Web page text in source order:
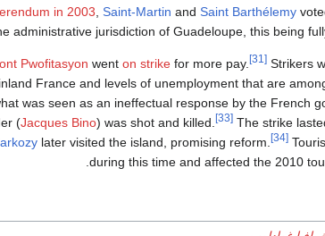
in 2003, Saint-Martin and Saint Barthélemy
administrative jurisdiction of Guadeloupe, this being
Pwofitasyon went on strike for more pay. [31] Strikers
France and levels of unemployment that are
was seen as an ineffectual response by the French
(Jacques Bino) was shot and killed. [33] The strike
later visited the island, promising reform. [34]
during this time and affected the 2010